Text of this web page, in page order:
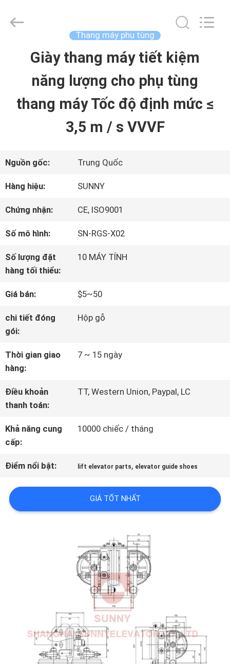
TRANG
PHẨM
VIDEO
VỀ
CHÚNG
TÔI
THAM
QUAN
NHÀ
MÁY
KIỂM
SOÁT
LƯỢNG
2026
SHANGHAI
Thang máy phụ tùng
Giày thang máy tiết kiệm
năng lượng cho phụ tùng
thang máy Tốc độ định mức ≤
3,5 m / s VVVF
Nguồn gốc: Trung Quốc
Hàng hiệu: SUNNY
Chứng nhận: CE, ISO9001
Số mô hình: SN-RGS-X02
Số lượng đặt
hàng tối thiểu:
10 MÁY TÍNH
Giá bán: $5~50
chi tiết đóng
gói:
Hộp gỗ
Thời gian giao
hàng:
7 ~ 15 ngày
Điều khoản
thanh toán:
TT, Western Union, Paypal, LC
Khả năng cung
cấp:
10000 chiếc / tháng
Điểm nổi bật: lift elevator parts, elevator guide shoes
GIÁ TỐT NHẤT